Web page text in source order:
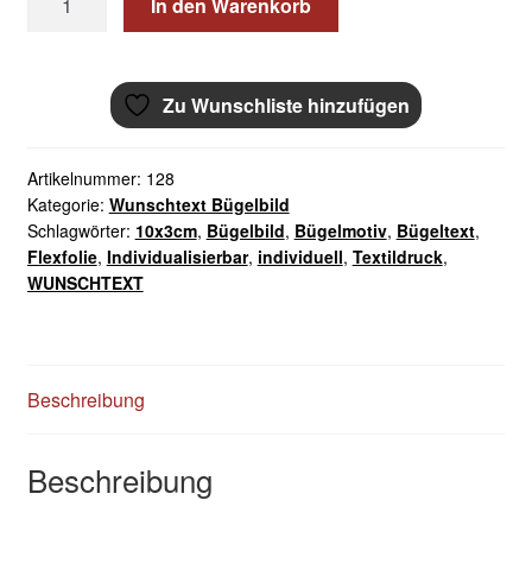
Bügelbild
Zu Wunschliste hinzufügen
Artikelnummer: 128
Kategorie: Wunschtext Bügelbild
Schlagwörter: 10x3cm, Bügelbild, Bügelmotiv, Bügeltext,
Flexfolie, Individualisierbar, individuell, Textildruck,
WUNSCHTEXT
Beschreibung
Beschreibung